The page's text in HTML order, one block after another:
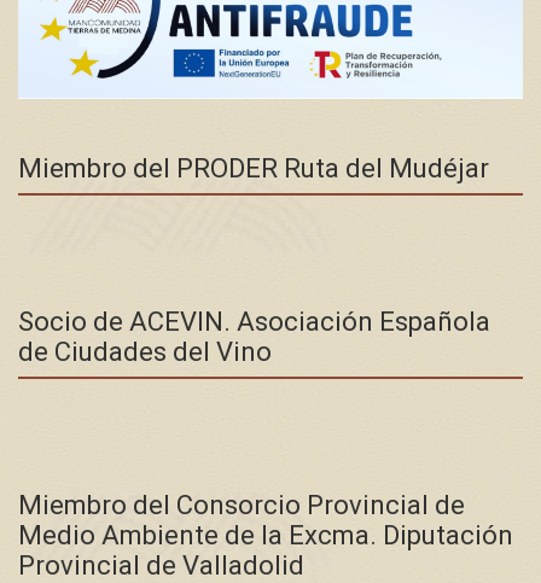
Miembro del PRODER Ruta del Mudéjar
Socio de ACEVIN. Asociación Española
de Ciudades del Vino
Miembro del Consorcio Provincial de
Medio Ambiente de la Excma. Diputación
Provincial de Valladolid